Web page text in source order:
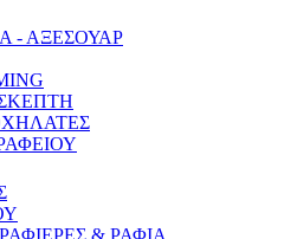
- ΑΞΕΣΟΥΑΡ
& ΡΑΦΙΑ